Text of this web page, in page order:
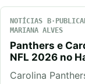
NOTÍCIAS
MARIANA ALVES
Panthers e
NFL 2026 no
Carolina